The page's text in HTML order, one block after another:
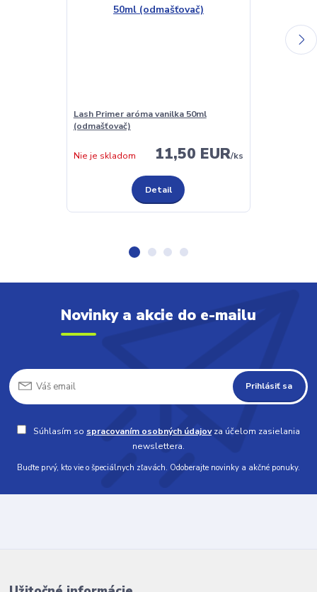
Lash Primer aróma vanilka 50ml
(odmašťovač)
11,50 EUR/ks
Nie je skladom
Detail
Novinky a akcie do e-mailu
Prihlásiť sa
Súhlasím so spracovaním osobných údajovza účelom zasielania
newslettera.
Buďte prvý, kto vie o špeciálnych zľavách. Odoberajte novinky a akčné ponuky.